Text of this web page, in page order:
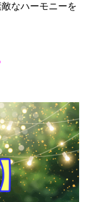
なハーモニーを